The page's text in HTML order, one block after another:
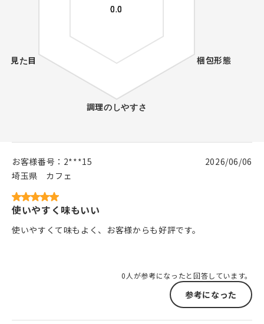
お客様番号： 2***15
埼玉県
カフェ
2026/06/06
使いやすく味もいい
使いやすくて味もよく、お客様からも好評です。
0人が参考になったと回答しています。
参考になった